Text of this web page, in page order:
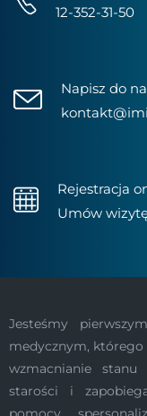
12-352-31-50
Napisz do
Rejestracja
Umów
Jesteśmy
medycznym, którego
wzmacnianie
starości i